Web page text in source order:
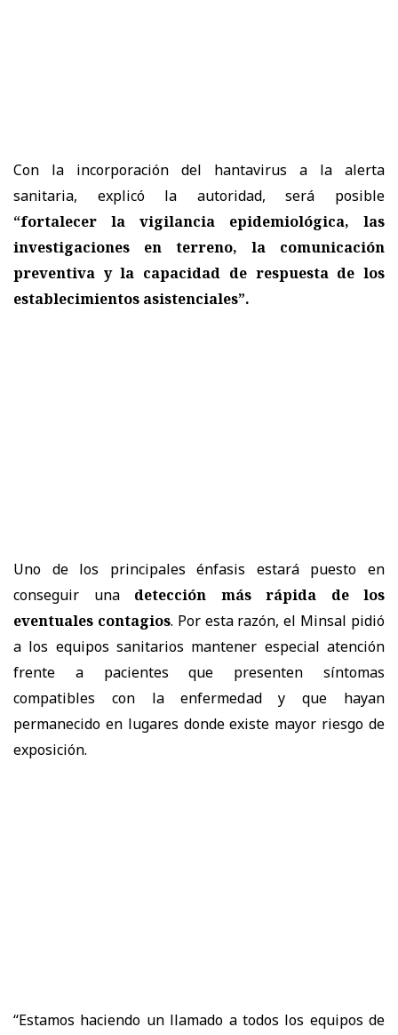
Con la incorporación del hantavirus a la alerta
sanitaria, explicó la autoridad, será posible
“fortalecer la vigilancia epidemiológica, las
investigaciones en terreno, la comunicación
preventiva y la capacidad de respuesta de los
establecimientos asistenciales”.
Uno de los principales énfasis estará puesto en
conseguir una detección más rápida de los
eventuales contagios. Por esta razón, el Minsal pidió
a los equipos sanitarios mantener especial atención
frente a pacientes que presenten síntomas
compatibles con la enfermedad y que hayan
permanecido en lugares donde existe mayor riesgo de
exposición.
“Estamos haciendo un llamado a todos los equipos de